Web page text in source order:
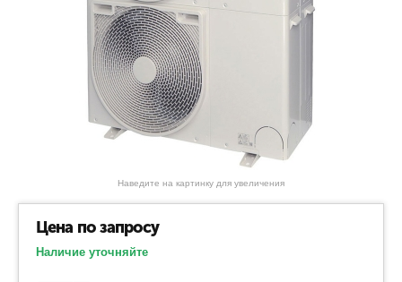
Наведите на картинку для увеличения
Цена по запросу
Наличие уточняйте